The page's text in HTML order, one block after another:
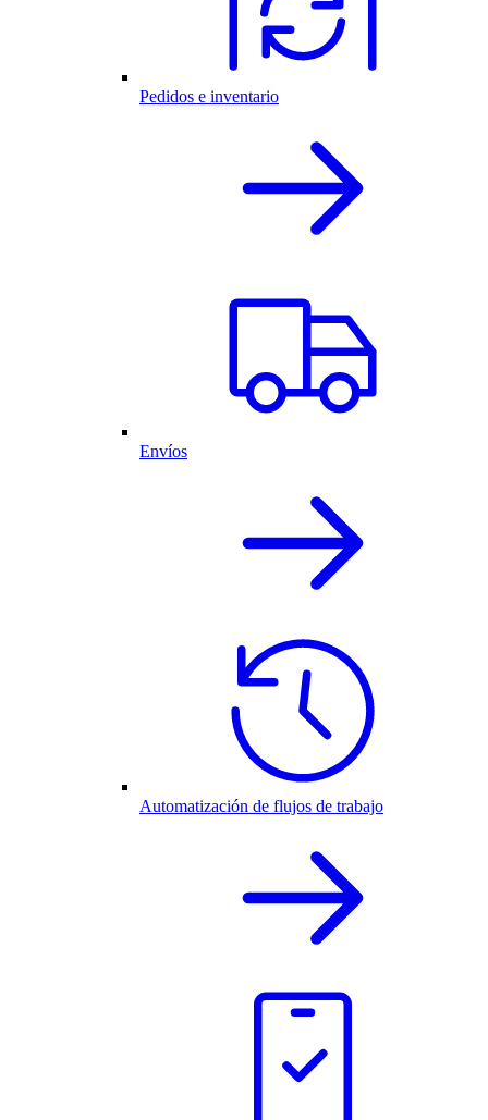
Pedidos e inventario
Envíos
Automatización de flujos de trabajo